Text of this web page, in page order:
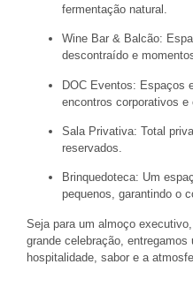
fermentação natural.
Wine Bar & Balcão:
descontraído e
DOC Eventos: Espaços
encontros corporativos e
Sala Privativa: Total
reservados.
Brinquedoteca: Um
pequenos, garantindo o
Seja para um almoço
grande celebração,
hospitalidade, sabor e a